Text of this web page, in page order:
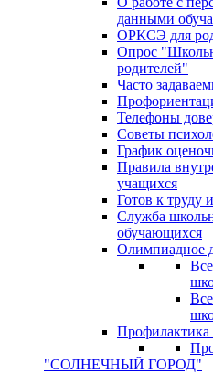
данными
ОРКСЭ для
Опрос
родителей"
Часто
Телефоны
Советы
График
Правила
учащихся
Готов к труду
Служба
обучающихся
Олимпиадное
"СОЛНЕЧНЫЙ ГОРОД"